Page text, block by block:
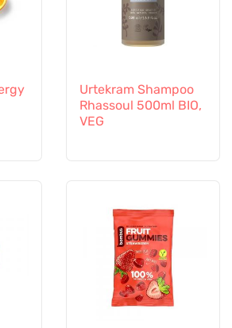
Urtekram Shampoo
Rhassoul 500ml BIO,
VEG